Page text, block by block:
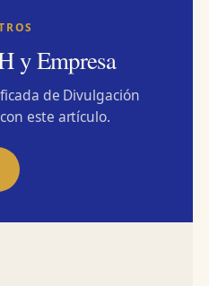
y Empresa
de Divulgación
este artículo.